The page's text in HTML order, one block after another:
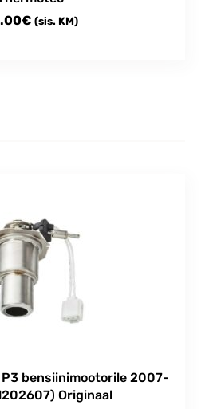
€ (sis. KM)
bensiinimootorile 2007-
Originaal